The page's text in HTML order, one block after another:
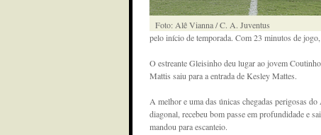
Foto: Alê Vianna / C. A. Juventus
pelo início de temporada. Com 23 minutos de
O estreante Gleisinho deu lugar ao jovem
Mattis saiu para a entrada de Kesley Mattes.
A melhor e uma das únicas chegadas perigosas
diagonal, recebeu bom passe em profundidade e
mandou para escanteio.